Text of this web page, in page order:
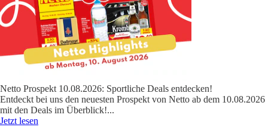
Netto Prospekt 10.08.2026: Sportliche Deals entdecken!
Entdeckt bei uns den neuesten Prospekt von Netto ab dem 10.08.2026
mit den Deals im Überblick!...
Jetzt lesen